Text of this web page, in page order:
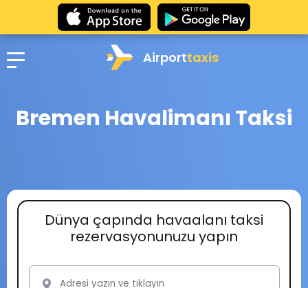
Airporttaxis
Bremen Havalimanı Taksi
Dünya çapında havaalanı taksi
rezervasyonunuzu yapın